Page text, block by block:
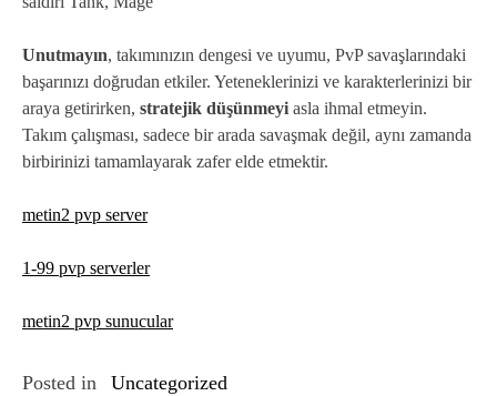
Unutmayın, takımınızın dengesi ve uyumu, PvP savaşlarındaki
başarınızı doğrudan etkiler. Yeteneklerinizi ve karakterlerinizi bir
araya getirirken, stratejik düşünmeyi asla ihmal etmeyin.
Takım çalışması, sadece bir arada savaşmak değil, aynı zamanda
birbirinizi tamamlayarak zafer elde etmektir.
metin2 pvp server
1-99 pvp serverler
metin2 pvp sunucular
Posted in Uncategorized